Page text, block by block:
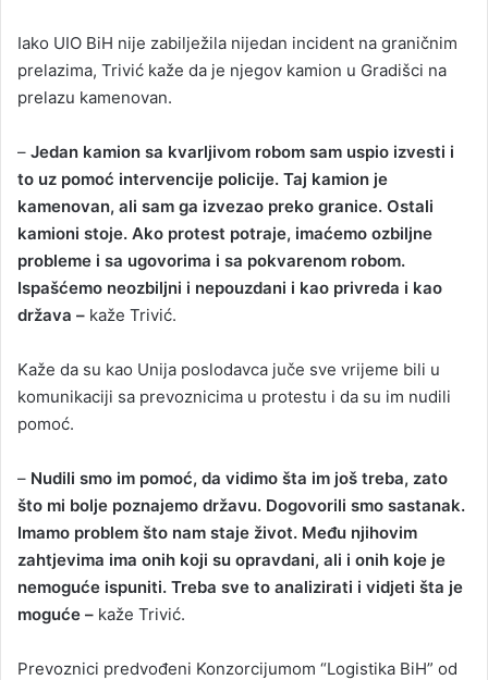
Iako UIO BiH nije zabilježila nijedan incident na graničnim
prelazima, Trivić kaže da je njegov kamion u Gradišci na
prelazu kamenovan.
– Jedan kamion sa kvarljivom robom sam uspio izvesti i
to uz pomoć intervencije policije. Taj kamion je
kamenovan, ali sam ga izvezao preko granice. Ostali
kamioni stoje. Ako protest potraje, imaćemo ozbiljne
probleme i sa ugovorima i sa pokvarenom robom.
Ispašćemo neozbiljni i nepouzdani i kao privreda i kao
država – kaže Trivić.
Kaže da su kao Unija poslodavca juče sve vrijeme bili u
komunikaciji sa prevoznicima u protestu i da su im nudili
pomoć.
– Nudili smo im pomoć, da vidimo šta im još treba, zato
što mi bolje poznajemo državu. Dogovorili smo sastanak.
Imamo problem što nam staje život. Među njihovim
zahtjevima ima onih koji su opravdani, ali i onih koje je
nemoguće ispuniti. Treba sve to analizirati i vidjeti šta je
moguće – kaže Trivić.
Prevoznici predvođeni Konzorcijumom “Logistika BiH” od